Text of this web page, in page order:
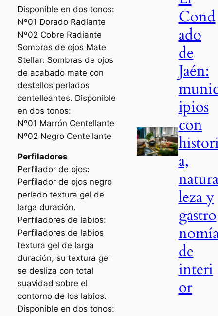
Disponible en dos tonos:
Nº01 Dorado Radiante
Nº02 Cobre Radiante
Sombras de ojos Mate
Stellar: Sombras de ojos
de acabado mate con
destellos perlados
centelleantes. Disponible
en dos tonos:
Nº01 Marrón Centellante
Nº02 Negro Centellante
Perfiladores
Perfilador de ojos:
Perfilador de ojos negro
perlado textura gel de
larga duración.
Perfiladores de labios:
Perfiladores de labios
textura gel de larga
duración, su textura gel
se desliza con total
suavidad sobre el
contorno de los labios.
Disponible en dos tonos:
Cond
ado
de
Jaén:
ipios
con
a,
natura
leza y
gastro
de
interi
or